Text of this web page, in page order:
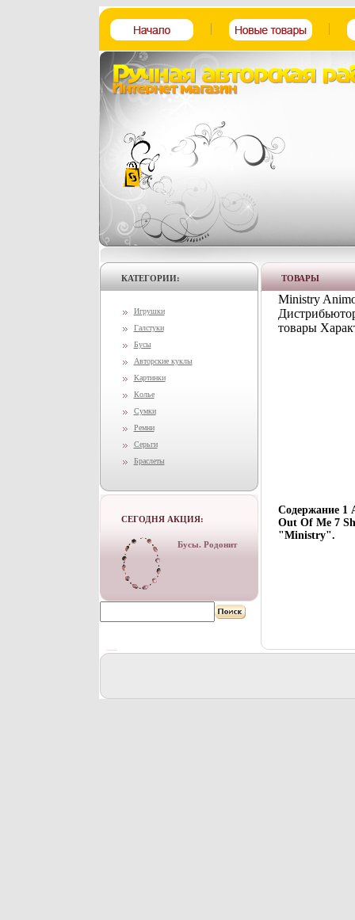
КАТЕГОРИИ:
Игрушки
Галстуки
Бусы
Авторские куклы
Картинки
Колье
Сумки
Ремни
Серьги
Браслеты
СЕГОДНЯ АКЦИЯ:
Бусы. Родонит
ТОВАРЫ
Ministry
товары
Содержание 1
Out Of Me 7
"Ministry".